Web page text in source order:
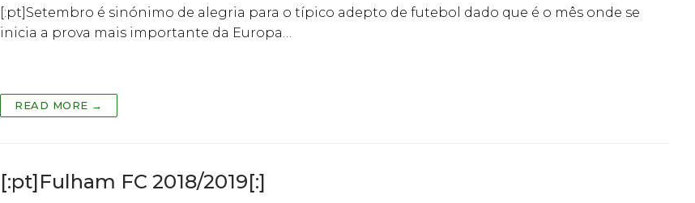
[:pt]Setembro é sinónimo de alegria para o típico adepto de futebol dado que é o mês onde se
inicia a prova mais importante da Europa…
READ MORE →
[:pt]Fulham FC 2018/2019[:]